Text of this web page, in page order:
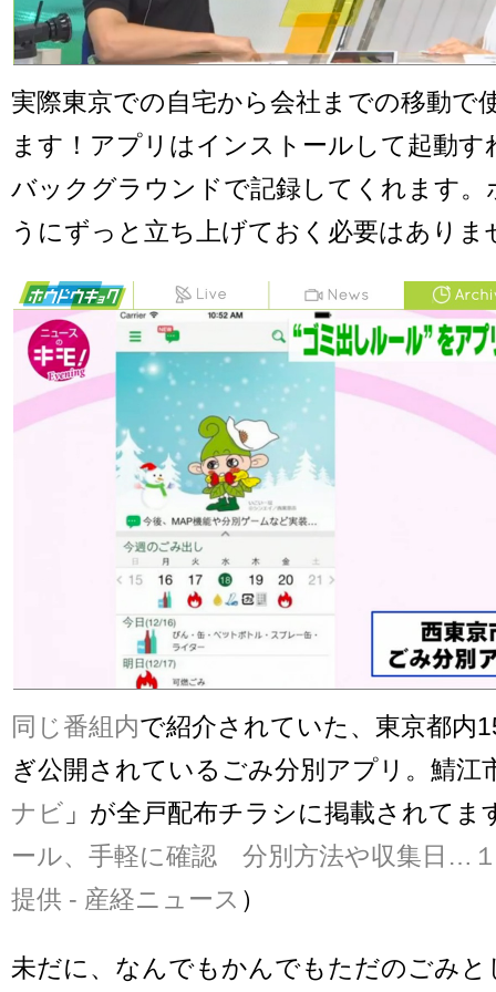
実際東京での自宅から会社までの移動で
ます！アプリはインストールして起動す
バックグラウンドで記録してくれます。
うにずっと立ち上げておく必要はありま
同じ番組内で紹介されていた、東京都内
ぎ公開されているごみ分別アプリ。鯖江
ナビ 」が全戸配布チラシに掲載されてま
ール、手軽に確認 分別方法や収集日…
提供 - 産経ニュース ）
未だに、なんでもかんでもただのごみ